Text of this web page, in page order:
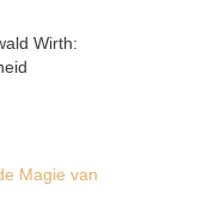
Wirth:
Magie van